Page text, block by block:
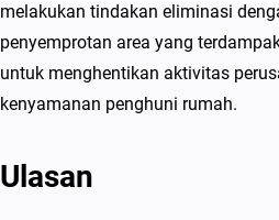
melakukan tindakan eliminasi
penyemprotan area yang
untuk menghentikan aktivitas
kenyamanan penghuni rumah.
Ulasan